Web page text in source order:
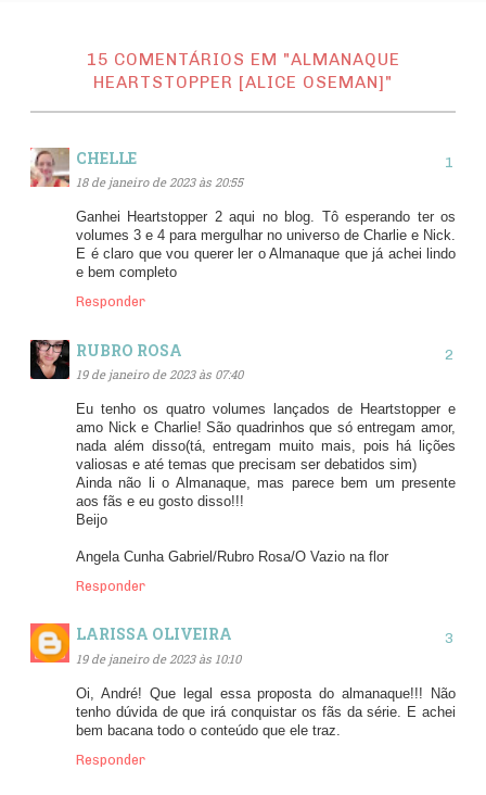
15 COMENTÁRIOS EM "ALMANAQUE
HEARTSTOPPER [ALICE OSEMAN]"
CHELLE
18 de janeiro de 2023 às 20:55
Ganhei Heartstopper 2 aqui no blog. Tô esperando ter os
volumes 3 e 4 para mergulhar no universo de Charlie e Nick.
E é claro que vou querer ler o Almanaque que já achei lindo
e bem completo
Responder
RUBRO ROSA
19 de janeiro de 2023 às 07:40
Eu tenho os quatro volumes lançados de Heartstopper e
amo Nick e Charlie! São quadrinhos que só entregam amor,
nada além disso(tá, entregam muito mais, pois há lições
valiosas e até temas que precisam ser debatidos sim)
Ainda não li o Almanaque, mas parece bem um presente
aos fãs e eu gosto disso!!!
Beijo
Angela Cunha Gabriel/Rubro Rosa/O Vazio na flor
Responder
LARISSA OLIVEIRA
19 de janeiro de 2023 às 10:10
Oi, André! Que legal essa proposta do almanaque!!! Não
tenho dúvida de que irá conquistar os fãs da série. E achei
bem bacana todo o conteúdo que ele traz.
Responder